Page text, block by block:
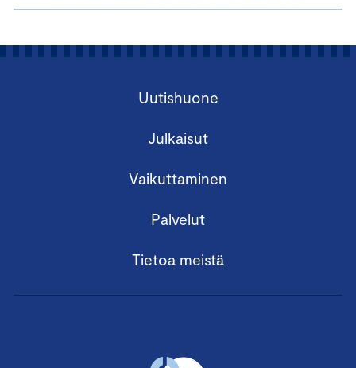
Uutishuone
Julkaisut
Vaikuttaminen
Palvelut
Tietoa meistä